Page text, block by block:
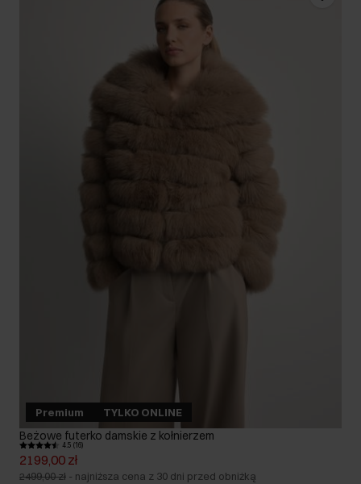
Premium TYLKO ONLINE
Beżowe futerko damskie z kołnierzem
4.5 (16)
2199,00 zł
2499,00 zł - najniższa cena z 30 dni przed obniżką